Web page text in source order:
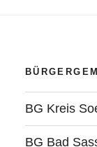
BG Kreis
BG Bad